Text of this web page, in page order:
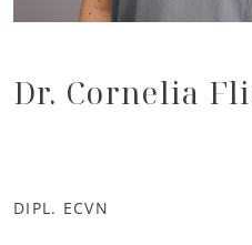
Dr. Cornelia
DIPL. ECVN